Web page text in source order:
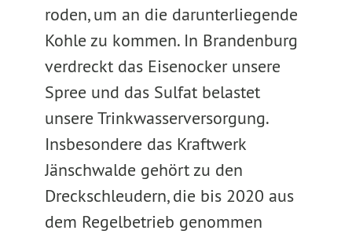
roden, um an die darunterliegende
Kohle zu kommen. In Brandenburg
verdreckt das Eisenocker unsere
Spree und das Sulfat belastet
unsere Trinkwasserversorgung.
Insbesondere das Kraftwerk
Jänschwalde gehört zu den
Dreckschleudern, die bis 2020 aus
dem Regelbetrieb genommen